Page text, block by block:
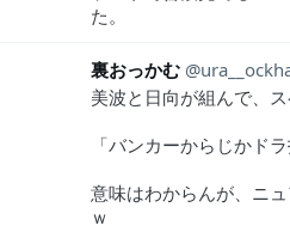
た。
裏おっかむ
美波と日向が組んで、ス
「バンカーからじかド
意味はわからんが、ニ
ｗ